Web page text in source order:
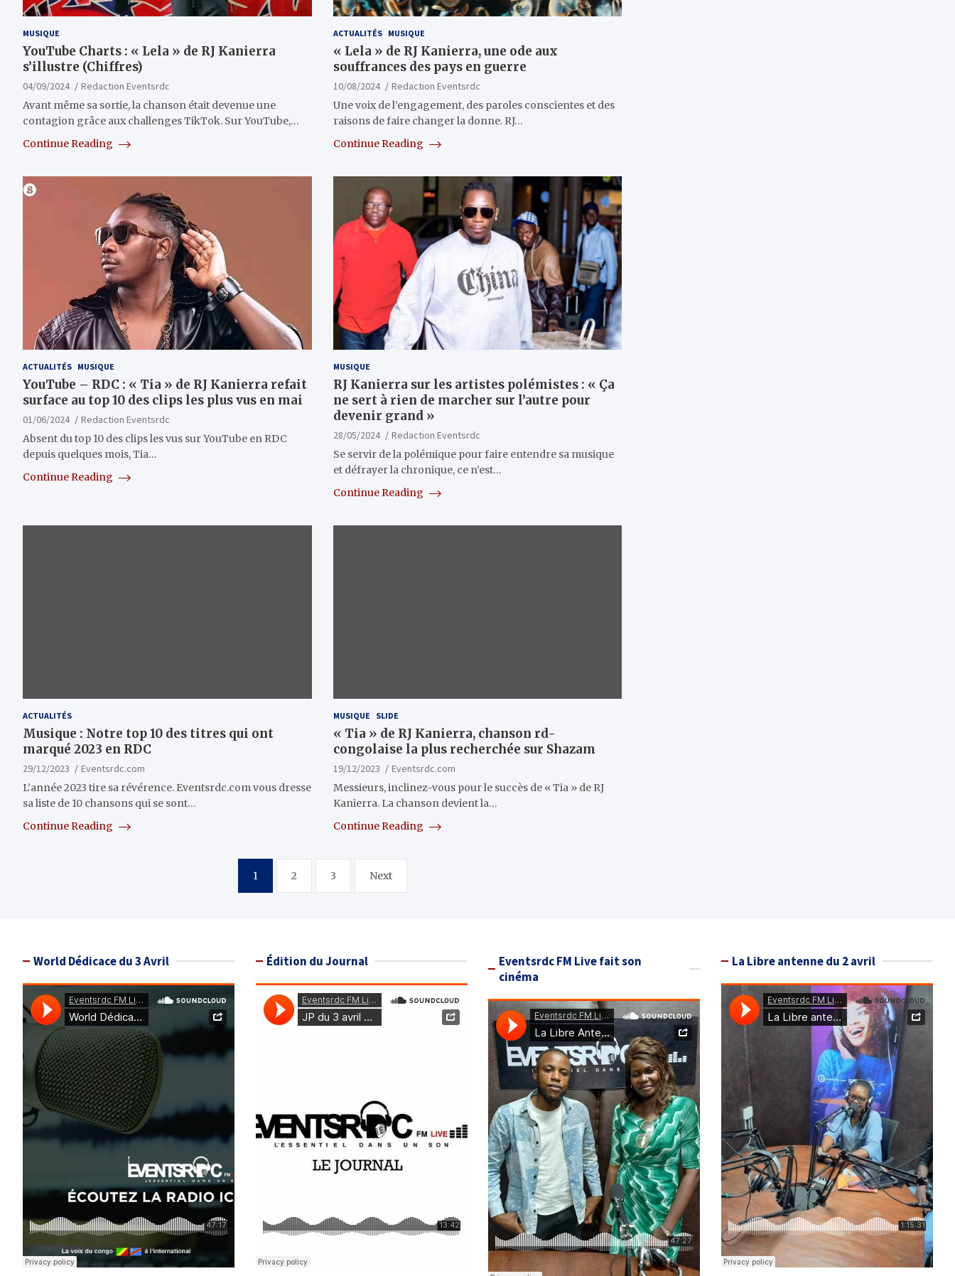
MUSIQUE
YouTube Charts : « Lela » de RJ Kanierra
s’illustre (Chiffres)
04/09/2024
Redaction Eventsrdc
Avant même sa sortie, la chanson était devenue une
contagion grâce aux challenges TikTok. Sur YouTube,…
Continue Reading
ACTUALITÉS MUSIQUE
« Lela » de RJ Kanierra, une ode aux
souffrances des pays en guerre
10/08/2024
Redaction Eventsrdc
Une voix de l’engagement, des paroles conscientes et des
raisons de faire changer la donne. RJ…
Continue Reading
ACTUALITÉS MUSIQUE
YouTube – RDC : « Tia » de RJ Kanierra refait
surface au top 10 des clips les plus vus en mai
01/06/2024
Redaction Eventsrdc
Absent du top 10 des clips les vus sur YouTube en RDC
depuis quelques mois, Tia…
Continue Reading
MUSIQUE
RJ Kanierra sur les artistes polémistes : « Ça
ne sert à rien de marcher sur l’autre pour
devenir grand »
28/05/2024
Redaction Eventsrdc
Se servir de la polémique pour faire entendre sa musique
et défrayer la chronique, ce n’est…
Continue Reading
ACTUALITÉS
Musique : Notre top 10 des titres qui ont
marqué 2023 en RDC
29/12/2023
Eventsrdc.com
L’année 2023 tire sa révérence. Eventsrdc.com vous dresse
sa liste de 10 chansons qui se sont…
Continue Reading
MUSIQUE SLIDE
« Tia » de RJ Kanierra, chanson rd-
congolaise la plus recherchée sur Shazam
19/12/2023
Eventsrdc.com
Messieurs, inclinez-vous pour le succès de « Tia » de RJ
Kanierra. La chanson devient la…
Continue Reading
1 2 3 Next
World Dédicace du 3 Avril Édition du Journal
Eventsrdc FM Live fait son
cinéma
La Libre antenne du 2 avril